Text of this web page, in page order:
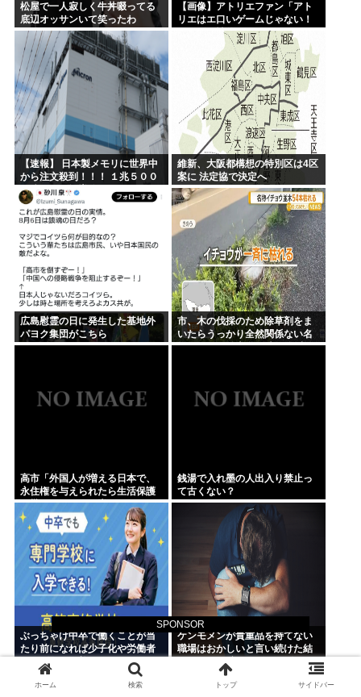
SPONSOR
松屋で一人寂しく牛丼啜ってる
底辺オッサンいて笑ったわ
【画像】アトリエファン「アト
リエはエ口いゲームじゃない！
ライザを性的な目で見てる奴は
にわか！」
【速報】 日本製メモリに世界中
から注文殺到！！！ １兆５００
０億円で工場増築へ
維新、大阪都構想の特別区は4区
案に 法定協で決定へ
広島慰霊の日に発生した基地外
パヨク集団がこちら
市、木の伐採のため除草剤をま
いたらうっかり全然関係ない名
物イチョウ並木道54本を全滅さ
高市「外国人が増える日本で、
永住権を与えられたら生活保護
を貰うなんて人が増えては困
る。日本人以上の水準の人のみ
許可します」
銭湯で入れ墨の人出入り禁止っ
て古くない？
ぶっちゃけ中卒で働くことが当
たり前になれば少子化や労働者
不足問題は改善するよな
ケンモメンが貴重品を持てない
職場はおかしいと言い続けた結
果 ルールが変わり始めた件
ホーム 検索 トップ サイドバー